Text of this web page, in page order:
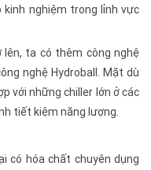
nghiệm trong lỉnh vực
ta có thêm công nghệ
nghệ Hydroball. Mặt dù
với những chiller lớn ở các
tiết kiệm năng lượng.
có hóa chất chuyên dụng